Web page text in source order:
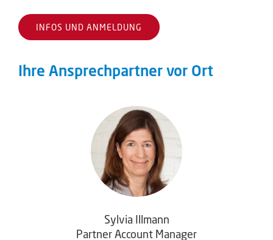
INFOS UND ANMELDUNG
Ihre Ansprechpartner vor Ort
Sylvia Illmann
Partner Account Manager